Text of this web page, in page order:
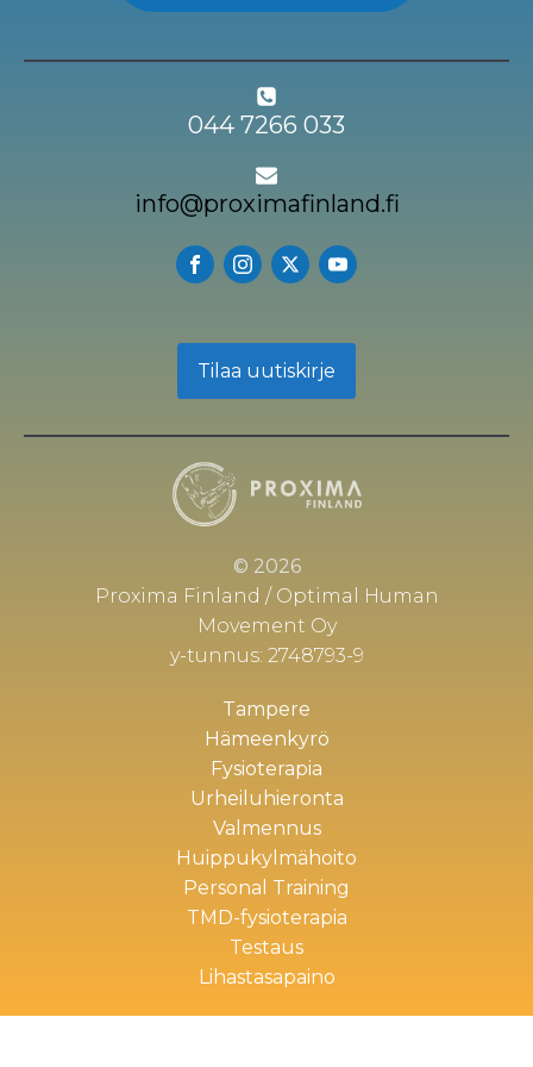
044 7266 033
info@proximafinland.fi
Tilaa uutiskirje
© 2026
Proxima Finland / Optimal Human
Movement Oy
y-tunnus: 2748793-9
Tampere
Hämeenkyrö
Fysioterapia
Urheiluhieronta
Valmennus
Huippukylmähoito
Personal Training
TMD-fysioterapia
Testaus
Lihastasapaino